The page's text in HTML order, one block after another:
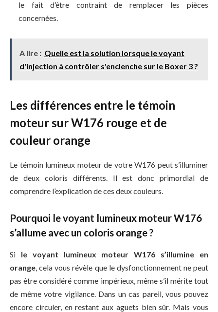
le fait d’être contraint de remplacer les pièces
concernées.
A lire : Quelle est la solution lorsque le voyant
d'injection à contrôler s'enclenche sur le Boxer 3 ?
Les différences entre le témoin
moteur sur W176 rouge et de
couleur orange
Le témoin lumineux moteur de votre W176 peut s’illuminer
de deux coloris différents. Il est donc primordial de
comprendre l’explication de ces deux couleurs.
Pourquoi le voyant lumineux moteur W176
s’allume avec un coloris orange ?
Si le voyant lumineux moteur W176 s’illumine en
orange, cela vous révèle que le dysfonctionnement ne peut
pas être considéré comme impérieux, même s’il mérite tout
de même votre vigilance. Dans un cas pareil, vous pouvez
encore circuler, en restant aux aguets bien sûr. Mais vous